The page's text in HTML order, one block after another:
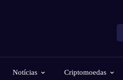
Notícias Criptomoedas